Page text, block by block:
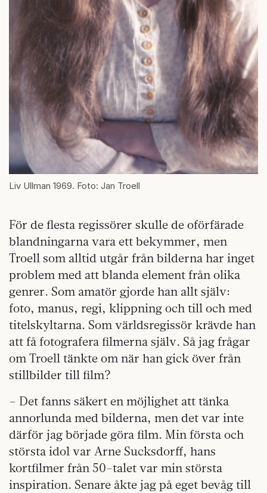
Liv Ullman 1969. Foto: Jan Troell
För de flesta regissörer skulle de oförfärade
blandningarna vara ett bekymmer, men
Troell som alltid utgår från bilderna har inget
problem med att blanda element från olika
genrer. Som amatör gjorde han allt själv:
foto, manus, regi, klippning och till och med
titelskyltarna. Som världsregissör krävde han
att få fotografera filmerna själv. Så jag frågar
om Troell tänkte om när han gick över från
stillbilder till film?
– Det fanns säkert en möjlighet att tänka
annorlunda med bilderna, men det var inte
därför jag började göra film. Min första och
största idol var Arne Sucksdorff, hans
kortfilmer från 50-talet var min största
inspiration. Senare åkte jag på eget bevåg till